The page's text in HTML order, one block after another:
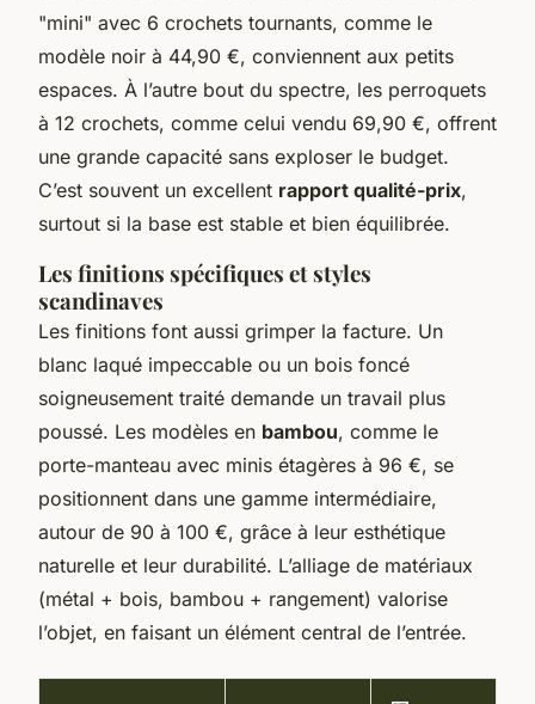
"mini" avec 6 crochets tournants, comme le
modèle noir à 44,90 €, conviennent aux petits
espaces. À l’autre bout du spectre, les perroquets
à 12 crochets, comme celui vendu 69,90 €, offrent
une grande capacité sans exploser le budget.
C’est souvent un excellent rapport qualité-prix,
surtout si la base est stable et bien équilibrée.
Les finitions spécifiques et styles
scandinaves
Les finitions font aussi grimper la facture. Un
blanc laqué impeccable ou un bois foncé
soigneusement traité demande un travail plus
poussé. Les modèles en bambou, comme le
porte-manteau avec minis étagères à 96 €, se
positionnent dans une gamme intermédiaire,
autour de 90 à 100 €, grâce à leur esthétique
naturelle et leur durabilité. L’alliage de matériaux
(métal + bois, bambou + rangement) valorise
l’objet, en faisant un élément central de l’entrée.